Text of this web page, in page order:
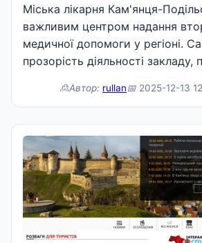
Міська лікарня Кам'янця-
важливим центром надання
медичної допомоги у регіоні.
прозорість діяльності закладу,
🙎Автор: rullan📅 2025-12-13